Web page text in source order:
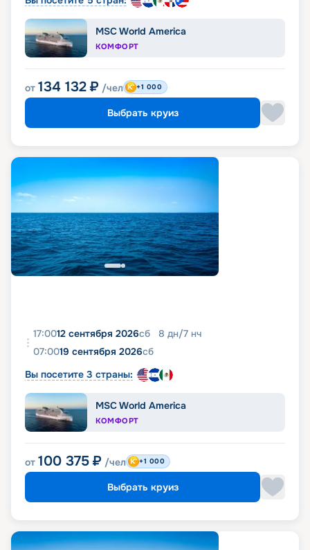
MSC World America
КОМФОРТ
от 134 132 ₽ /чел +1 000
Выбрать круиз
17:0012 сентября 2026сб 8 дн/7 нч
07:0019 сентября 2026сб
Вы посетите 3 страны:
MSC World America
КОМФОРТ
от 100 375 ₽ /чел +1 000
Выбрать круиз